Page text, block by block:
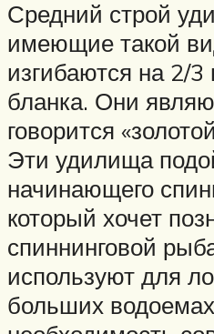
Средний строй
имеющие такой
изгибаются на 2/
бланка. Они
говорится
Эти удилища
начинающего
который хочет
спиннинговой
используют для
больших